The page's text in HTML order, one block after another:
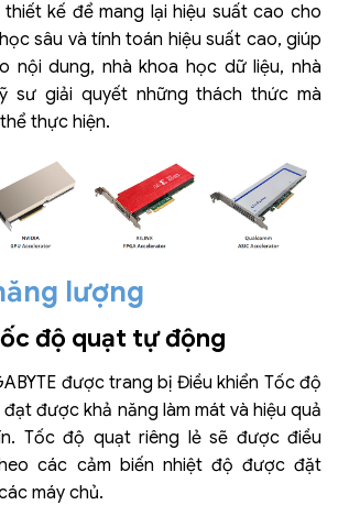
kế để mang lại hiệu suất cao cho
sâu và tính toán hiệu suất cao, giúp
nội dung, nhà khoa học dữ liệu, nhà
sư giải quyết những thách thức mà
thực hiện.
lượng
độ quạt tự động
được trang bị Điều khiển Tốc độ
được khả năng làm mát và hiệu quả
Tốc độ quạt riêng lẻ sẽ được điều
các cảm biến nhiệt độ được đặt
máy chủ.